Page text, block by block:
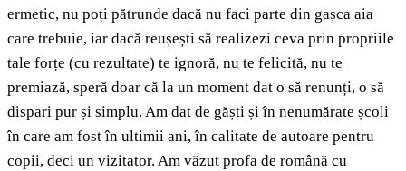
ermetic, nu poți pătrunde dacă nu faci parte din gașca aia
care trebuie, iar dacă reușești să realizezi ceva prin propriile
tale forțe (cu rezultate) te ignoră, nu te felicită, nu te
premiază, speră doar că la un moment dat o să renunți, o să
dispari pur și simplu. Am dat de găști și în nenumărate școli
în care am fost în ultimii ani, în calitate de autoare pentru
copii, deci un vizitator. Am văzut profa de română cu